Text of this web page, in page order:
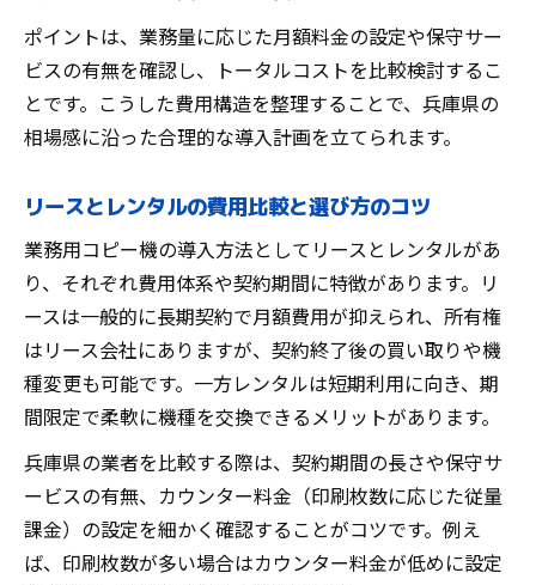
ポイントは、業務量に応じた月額料金の設定や保守サー
ビスの有無を確認し、トータルコストを比較検討するこ
とです。こうした費用構造を整理することで、兵庫県の
相場感に沿った合理的な導入計画を立てられます。
リースとレンタルの費用比較と選び方のコツ
業務用コピー機の導入方法としてリースとレンタルがあ
り、それぞれ費用体系や契約期間に特徴があります。リ
ースは一般的に長期契約で月額費用が抑えられ、所有権
はリース会社にありますが、契約終了後の買い取りや機
種変更も可能です。一方レンタルは短期利用に向き、期
間限定で柔軟に機種を交換できるメリットがあります。
兵庫県の業者を比較する際は、契約期間の長さや保守サ
ービスの有無、カウンター料金（印刷枚数に応じた従量
課金）の設定を細かく確認することがコツです。例え
ば、印刷枚数が多い場合はカウンター料金が低めに設定